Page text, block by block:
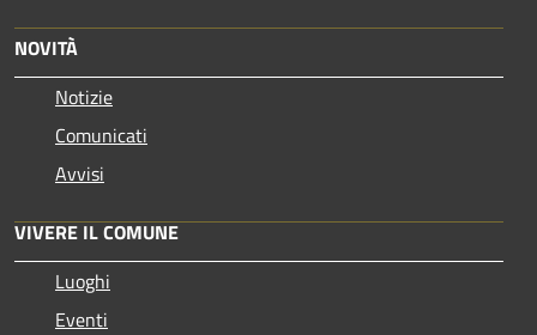
NOVITÀ
Notizie
Comunicati
Avvisi
VIVERE IL COMUNE
Luoghi
Eventi